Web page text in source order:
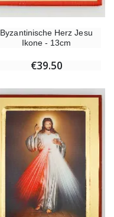
Byzantinische Herz Jesu
Ikone - 13cm
€39.50